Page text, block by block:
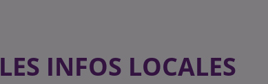
LES INFOS LOCALES